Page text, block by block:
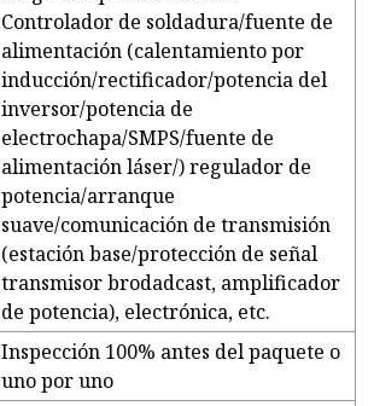
Controlador de soldadura/fuente de
alimentación (calentamiento por
inducción/rectificador/potencia del
inversor/potencia de
electrochapa/SMPS/fuente de
alimentación láser/) regulador de
potencia/arranque
suave/comunicación de transmisión
(estación base/protección de señal
transmisor brodadcast, amplificador
de potencia), electrónica, etc.
Inspección 100% antes del paquete o
uno por uno